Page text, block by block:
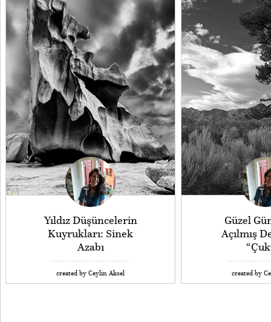
Yıldız Düşüncelerin
Kuyrukları: Sinek
Azabı
created by Ceylin Aksel
Güzel
Açılmış
created by